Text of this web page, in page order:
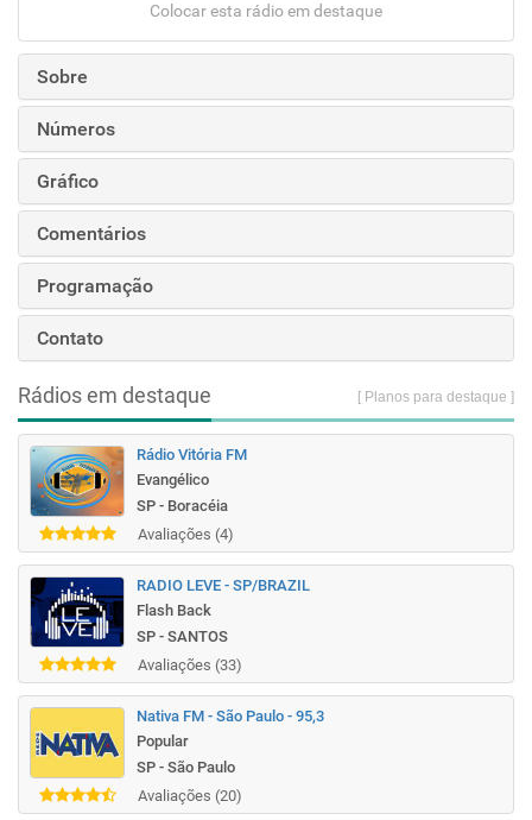
Colocar esta rádio em destaque
Sobre
Números
Gráfico
Comentários
Programação
Contato
Rádios em destaque [ Planos para destaque ]
Rádio Vitória FM
Evangélico
SP - Boracéia
Avaliações (4)
RADIO LEVE - SP/BRAZIL
Flash Back
SP - SANTOS
Avaliações (33)
Nativa FM - São Paulo - 95,3
Popular
SP - São Paulo
Avaliações (20)